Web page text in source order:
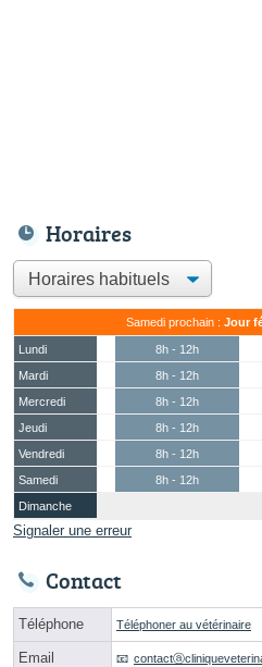
Horaires
Samedi prochain : Jour
Lundi 8h - 12h
Mardi
8h - 12h
Mercredi
8h - 12h
Jeudi
8h - 12h
Vendredi
8h - 12h
Samedi
8h - 12h
Dimanche
Signaler une erreur
Contact
Téléphone Téléphoner au vétérinaire
Email